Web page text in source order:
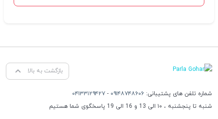
بازگشت به بالا
شماره تلفن های پشتیبانی: ۰۹۱۴۸۷۴۸۶۰۶ - ۰۴۱۳۳۱۲۹۴۲۷
شنبه تا پنجشنبه ، ۱۰ الی 13 و 16 الی 19 پاسخگوی شما هستیم